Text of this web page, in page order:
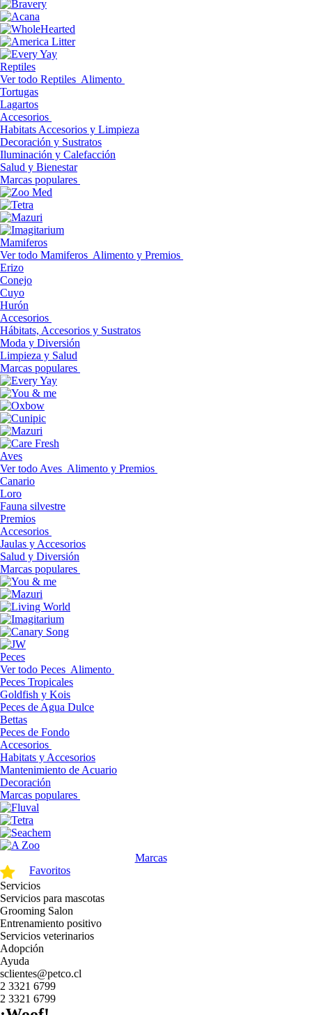
Reptiles
Ver todo Reptiles Alimento
Tortugas
Lagartos
Accesorios
Habitats Accesorios y Limpieza
Decoración y Sustratos
Iluminación y Calefacción
Salud y Bienestar
Marcas populares
Mamiferos
Ver todo Mamiferos Alimento y Premios
Erizo
Conejo
Cuyo
Hurón
Accesorios
Hábitats, Accesorios y Sustratos
Moda y Diversión
Limpieza y Salud
Marcas populares
Aves
Ver todo Aves Alimento y Premios
Canario
Loro
Fauna silvestre
Premios
Accesorios
Jaulas y Accesorios
Salud y Diversión
Marcas populares
Peces
Ver todo Peces Alimento
Peces Tropicales
Goldfish y Kois
Peces de Agua Dulce
Bettas
Peces de Fondo
Accesorios
Habitats y Accesorios
Mantenimiento de Acuario
Decoración
Marcas populares
Marcas
Favoritos
Servicios
Servicios para mascotas
Grooming Salon
Entrenamiento positivo
Servicios veterinarios
Adopción
Ayuda
sclientes@petco.cl
2 3321 6799
2 3321 6799